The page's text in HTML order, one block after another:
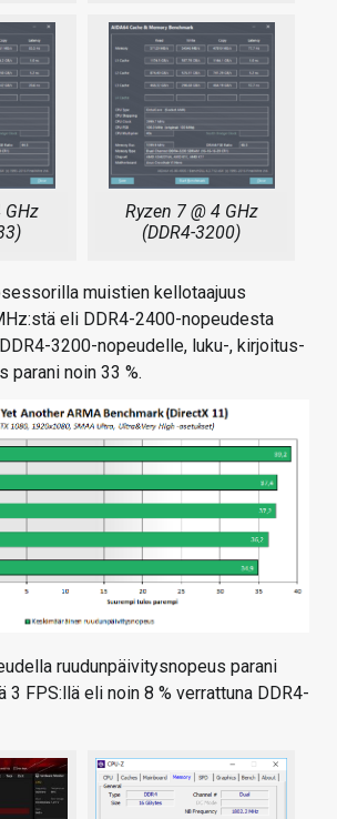
GHz
Ryzen 7 @ 4 GHz
(DDR4-3200)
muistien kellotaajuus
eli DDR4-2400-nopeudesta
3200-nopeudelle, luku-, kirjoitus-
parani noin 33 %.
ruudunpäivitysnopeus parani
FPS:llä eli noin 8 % verrattuna DDR4-